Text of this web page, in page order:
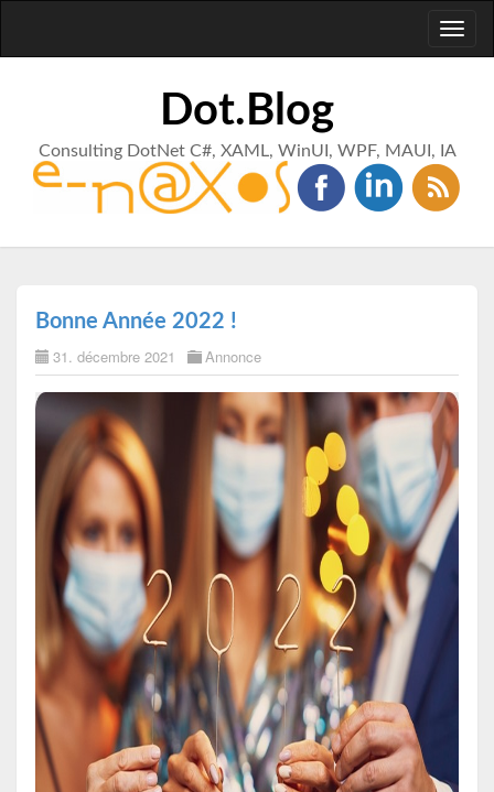
Dot.Blog
Consulting DotNet C#, XAML, WinUI, WPF, MAUI, IA
Bonne Année 2022 !
31. décembre 2021 Annonce